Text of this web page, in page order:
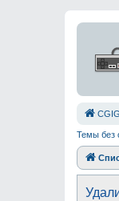
Темы без